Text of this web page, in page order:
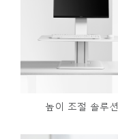
높이 조절 솔루션